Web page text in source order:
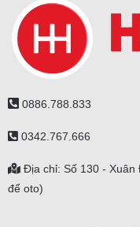
0886.788.833
0342.767.666
Địa chỉ: Số 130 - Xuân
để oto)